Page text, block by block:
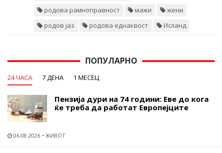
родова рамноправност
мажи
жени
родов јаз
родова еднаквост Исланд
ПОПУЛАРНО
24 ЧАСА 7 ДЕНА 1 МЕСЕЦ
Пензија дури на 74 години: Еве до кога
ќе треба да работат Европејците
06.08.2026 ЖИВОТ